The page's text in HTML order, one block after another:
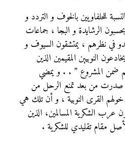
للحلفاويين بالخوف و التردد و
الرشايدة و البجا ، جماعات
بدو في نظرهم ، يمتشقون السيوف و
النوبيين المقيمين الذين
ضمن المشروع ” . . و يمضي
صدرت من بعد تمنع الرحل من
القرى النوبية ، و أن تلك هي
عرب الشكرية المسالمين، الذين
مقام تقليدي للشكرية .